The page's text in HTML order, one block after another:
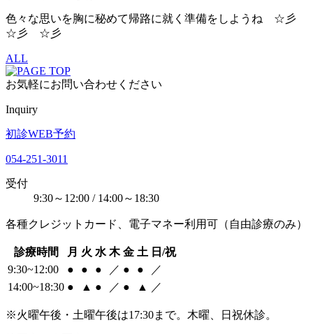
色々な思いを胸に秘めて帰路に就く準備をしようね ☆彡
☆彡 ☆彡
ALL
お気軽にお問い合わせください
Inquiry
初診WEB予約
054-251-3011
受付
9:30～12:00 / 14:00～18:30
各種クレジットカード、電子マネー利用可（自由診療のみ）
診療時間 月 火 水 木 金 土 日/祝
9:30~12:00
● ● ● ／ ● ●
／
14:00~18:30 ● ▲ ● ／ ● ▲ ／
※火曜午後・土曜午後は17:30まで。木曜、日祝休診。